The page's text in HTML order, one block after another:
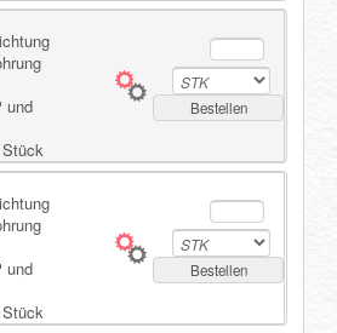
und
Bestellen
und
Bestellen